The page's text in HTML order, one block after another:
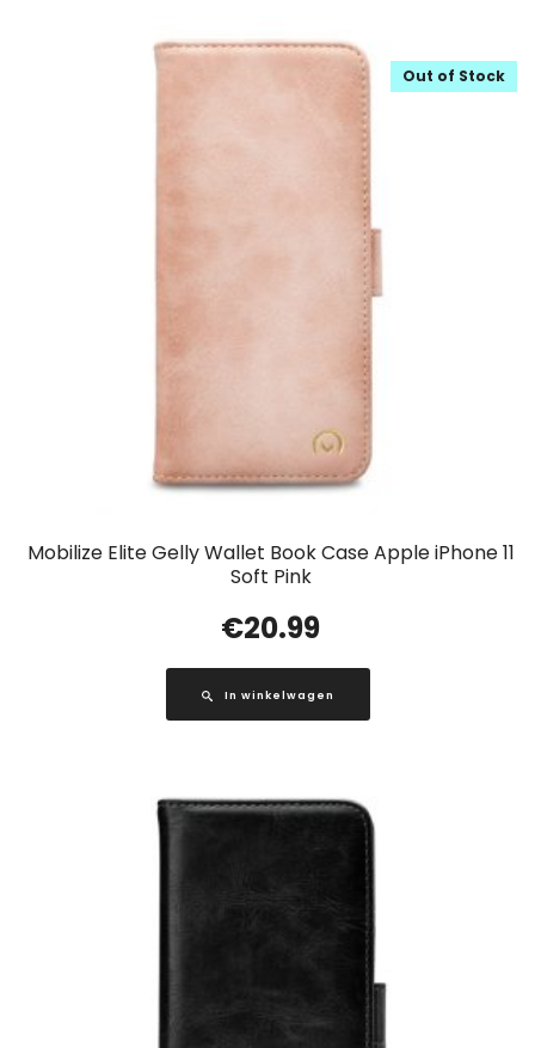
Mobilize Elite Gelly Wallet Book Case Apple iPhone 11
Soft Pink
Out of Stock
€20.99
In winkelwagen